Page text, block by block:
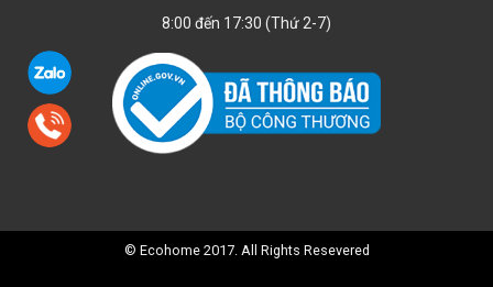
8:00 đến 17:30 (Thứ 2-7)
© Ecohome 2017. All Rights Resevered